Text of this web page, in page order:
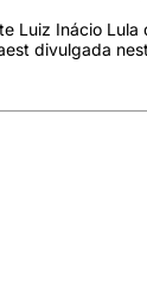
Luiz Inácio
divulgada